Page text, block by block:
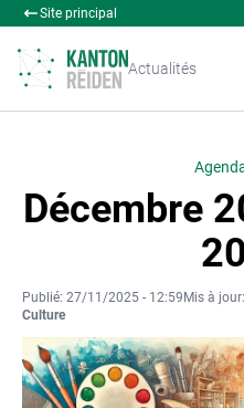
Site principal
Actualités
Décembre
Publié: 27/11/2025 - 12:59Mis à
Culture